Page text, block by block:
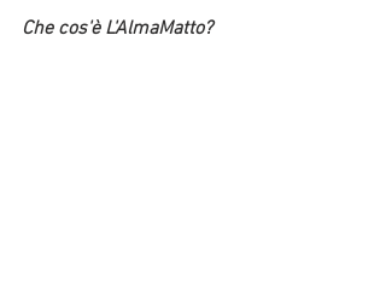
Che cos'è L'AlmaMatto?